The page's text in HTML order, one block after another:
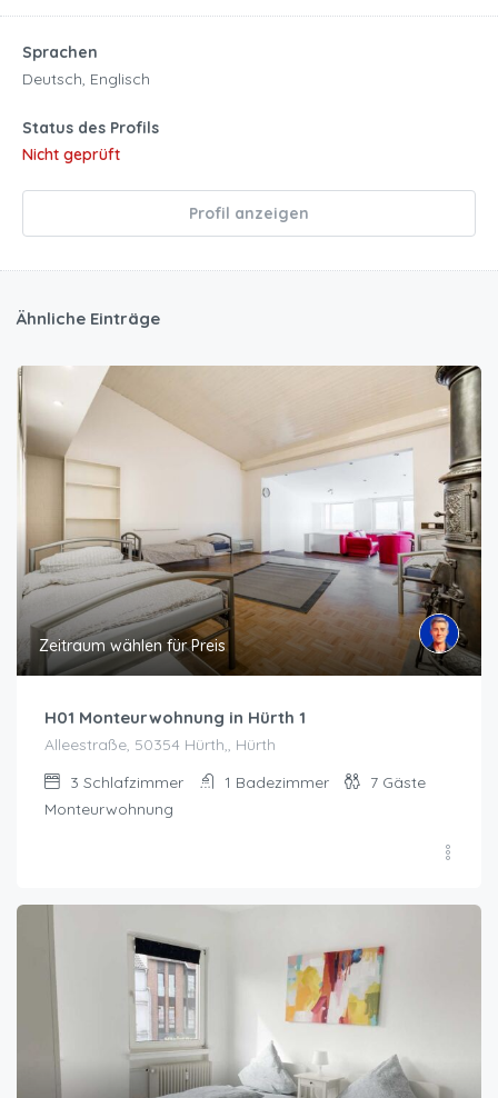
Sprachen
Deutsch, Englisch
Status des Profils
Nicht geprüft
Profil anzeigen
Ähnliche Einträge
Zeitraum wählen für Preis
H01 Monteurwohnung in Hürth 1
Alleestraße, 50354 Hürth,, Hürth
3 Schlafzimmer 1 Badezimmer 7 Gäste
Monteurwohnung